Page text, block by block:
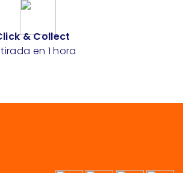
& Collect
en 1 hora